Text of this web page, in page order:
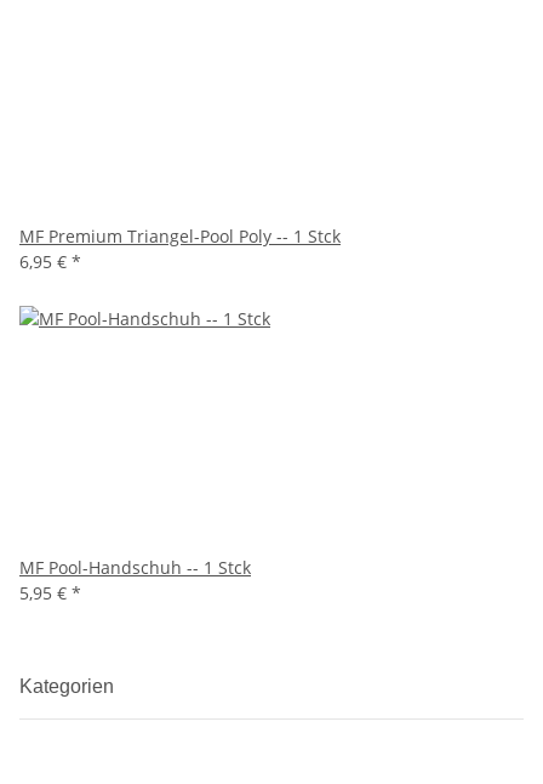
MF Premium Triangel-Pool Poly -- 1 Stck
6,95 € *
MF Pool-Handschuh -- 1 Stck
5,95 € *
Kategorien